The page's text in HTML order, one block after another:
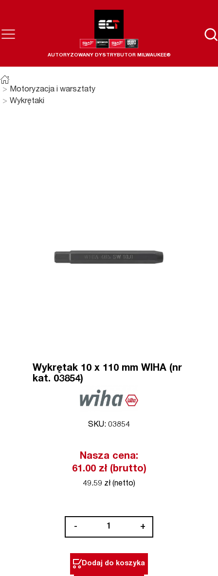
AUTORYZOWANY DYSTRYBUTOR MILWAUKEE®
Motoryzacja i warsztaty
Wykrętaki
Wykrętak 10 x 110 mm WIHA (nr
kat. 03854)
SKU: 03854
Nasza cena:
61.00 zł (brutto)
49.59 zł (netto)
-
110
+
Dodaj do koszyka